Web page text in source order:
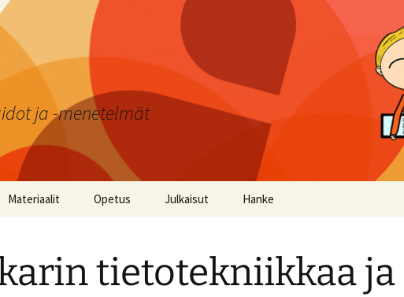
ja -menetelmät
Materiaalit
Kosketustaulutehtäviä
Opetus
Android-tabletit
Julkaisut
Mollan Logiikka -
oppimispeli
Hanke
tietotekniikkaa ja